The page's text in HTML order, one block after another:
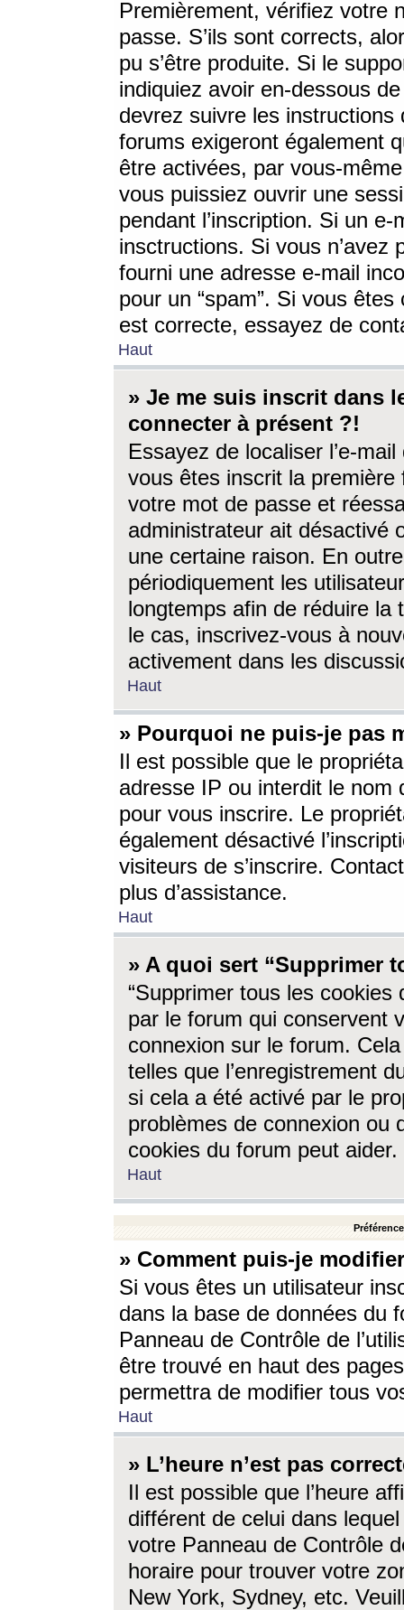
Premièrement, vérifiez votre
passe. S’ils sont corrects,
pu s’être produite. Si le
indiquiez avoir en-dessous
devrez suivre les
forums exigeront également
être activées, par vous-
vous puissiez ouvrir une
pendant l’inscription. Si un
insctructions. Si vous n’avez
fourni une adresse e-mail
pour un “spam”. Si vous
est correcte, essayez de
Haut
» Je me suis inscrit dans
connecter à présent ?!
Essayez de localiser l’e-
vous êtes inscrit la première
votre mot de passe et
administrateur ait désactivé
une certaine raison. En
périodiquement les
longtemps afin de réduire la
le cas, inscrivez-vous à
activement dans les
Haut
» Pourquoi ne puis-je pas
Il est possible que le
adresse IP ou interdit le nom
pour vous inscrire. Le
également désactivé
visiteurs de s’inscrire.
plus d’assistance.
Haut
» A quoi sert “Supprimer
“Supprimer tous les cookies
par le forum qui conservent
connexion sur le forum.
telles que l’enregistrement
si cela a été activé par le
problèmes de connexion ou
cookies du forum peut aider.
Haut
» Comment puis-je
Si vous êtes un utilisateur
dans la base de données du
Panneau de Contrôle de
être trouvé en haut des
permettra de modifier tous
Haut
» L’heure n’est pas
Il est possible que l’heure
différent de celui dans
votre Panneau de Contrôle
horaire pour trouver votre
New York, Sydney, etc.